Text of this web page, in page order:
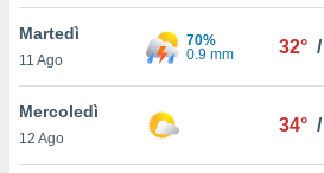
la
nella
Martedì
11 Ago
70%
0.9 mm
32° /
Mercoledì
12 Ago
34° /